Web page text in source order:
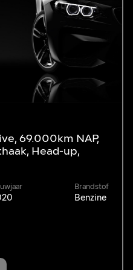
69.000km NAP,
Head-up,
Brandstof
Benzine